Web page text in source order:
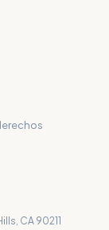
CA 90211